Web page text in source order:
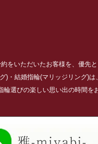
をいただいたお客様を、優先
)・結婚指輪(マリッジリング)
輪選びの楽しい思い出の時間を